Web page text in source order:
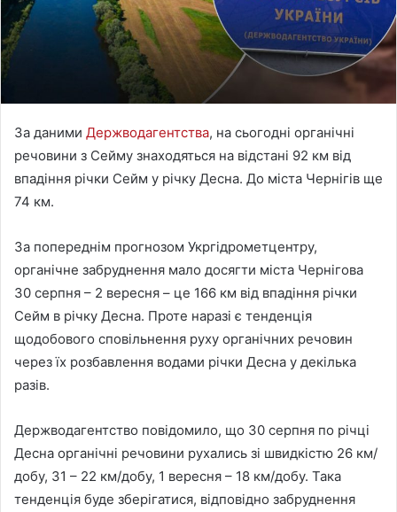
a
i
За даними Держводагентства, на сьогодні органічні
речовини з Сейму знаходяться на відстані 92 км від
впадіння річки Сейм у річку Десна. До міста Чернігів ще
74 км.
За попереднім прогнозом Укргідрометцентру,
органічне забруднення мало досягти міста Чернігова
30 серпня – 2 вересня – це 166 км від впадіння річки
Сейм в річку Десна. Проте наразі є тенденція
щодобового сповільнення руху органічних речовин
через їх розбавлення водами річки Десна у декілька
разів.
Держводагентство повідомило, що 30 серпня по річці
Десна органічні речовини рухались зі швидкістю 26 км/
добу, 31 – 22 км/добу, 1 вересня – 18 км/добу. Така
тенденція буде зберігатися, відповідно забруднення